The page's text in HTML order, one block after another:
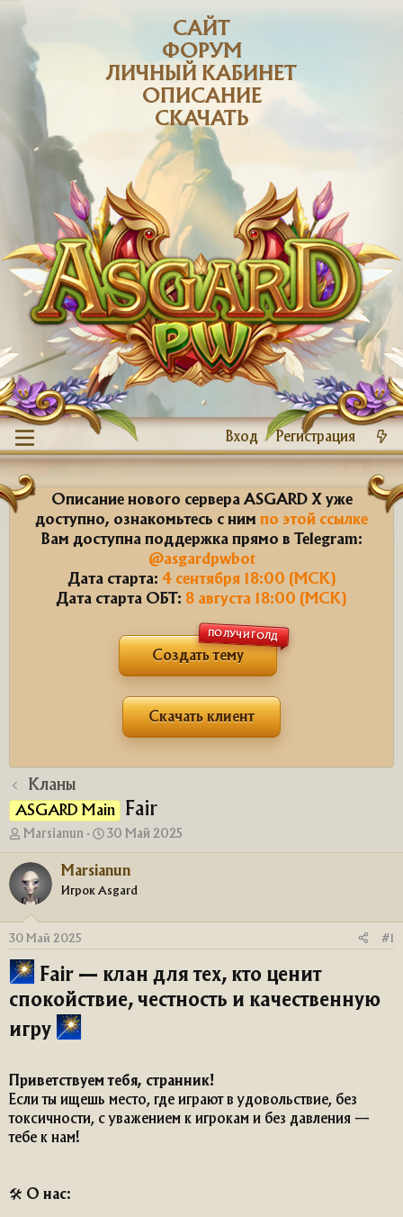
САЙТ
ФОРУМ
ЛИЧНЫЙ КАБИНЕТ
ОПИСАНИЕ
СКАЧАТЬ
Вход Регистрация
Описание нового сервера ASGARD X уже
доступно, ознакомьтесь с ним по этой ссылке
Вам доступна поддержка прямо в Telegram:
@asgardpwbot
Дата старта: 4 сентября 18:00 (МСК)
Дата старта ОБТ: 8 августа 18:00 (МСК)
Создать тему
ПОЛУЧИ ГОЛД
Скачать клиент
Кланы
ASGARD Main Fair
А
в
т
о
р
е
м
ы
Marsianun
Д
а
т
а
а
30 Май 2025
Marsianun
Игрок Asgard
30 Май 2025 #1
Fair — клан для тех, кто ценит
спокойствие, честность и качественную
игру
Приветствуем тебя, странник!
Если ты ищешь место, где играют в удовольствие, без
токсичности, с уважением к игрокам и без давления —
тебе к нам!
🛠 О нас: